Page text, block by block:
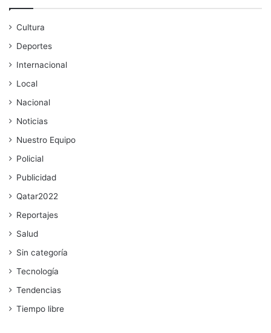
Cultura
Deportes
Internacional
Local
Nacional
Noticias
Nuestro Equipo
Policial
Publicidad
Qatar2022
Reportajes
Salud
Sin categoría
Tecnología
Tendencias
Tiempo libre